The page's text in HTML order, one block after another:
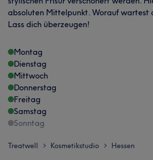
absoluten Mittelpunkt. Worauf wartest
Lass dich überzeugen!
Montag
Dienstag
Mittwoch
Donnerstag
Freitag
Samstag
Sonntag
Treatwell > Kosmetikstudio > Hessen